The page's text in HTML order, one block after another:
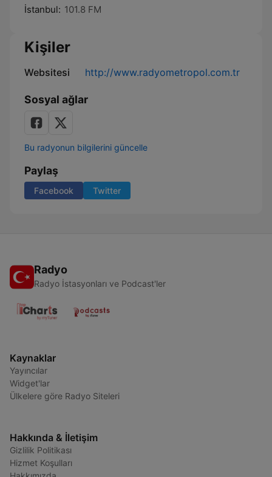
İstanbul: 101.8 FM
Kişiler
Websitesi http://www.radyometropol.com.tr
Sosyal ağlar
Bu radyonun bilgilerini güncelle
Paylaş
Facebook Twitter
Radyo
Radyo İstasyonları ve Podcast'ler
Kaynaklar
Yayıncılar
Widget'lar
Ülkelere göre Radyo Siteleri
Hakkında & İletişim
Gizlilik Politikası
Hizmet Koşulları